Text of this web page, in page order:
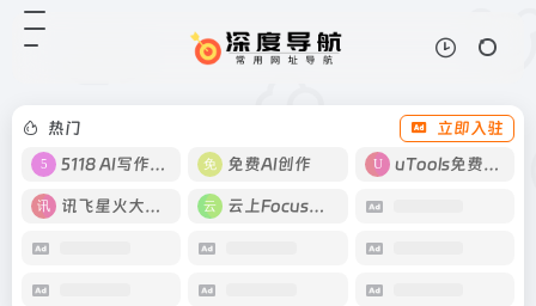
热门
立即入驻
5118 AI写作工具
免费AI创作 uTools免费工具箱
讯飞星火大模型 云上Focus接码
乔纳森·波斯塔尔奖
次，表彰为互联网发展作出杰出贡献
的个人和组织互联网界最高荣誉奖
展作出杰出贡献的个人和组织